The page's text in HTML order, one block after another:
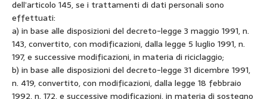
dell’articolo 145, se i trattamenti di dati personali sono
effettuati:
a) in base alle disposizioni del decreto-legge 3 maggio 1991, n.
143, convertito, con modificazioni, dalla legge 5 luglio 1991, n.
197, e successive modificazioni, in materia di riciclaggio;
b) in base alle disposizioni del decreto-legge 31 dicembre 1991,
n. 419, convertito, con modificazioni, dalla legge 18 febbraio
1992, n. 172, e successive modificazioni, in materia di sostegno